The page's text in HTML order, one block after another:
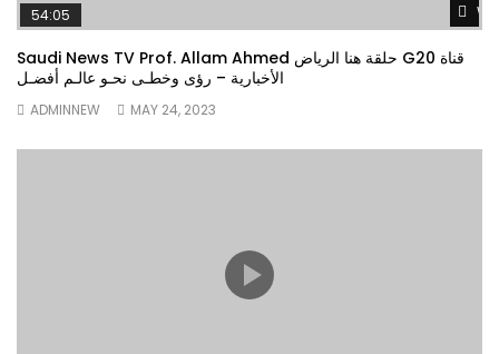
54:05
Saudi News TV Prof. Allam Ahmed حلقة هنا الرياض G20 قناة
الأخبارية – رؤى وخطـى نحـو عالـم أفضـل
ADMINNEW MAY 24, 2023